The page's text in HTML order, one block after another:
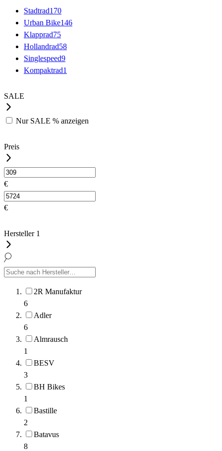
Stadtrad170
Urban Bike146
Klapprad75
Hollandrad58
Singlespeed9
Kompaktrad1
SALE
Nur SALE % anzeigen
Preis
€
€
Hersteller 1
2R Manufaktur
6
Adler
6
Almrausch
1
BESV
3
BH Bikes
1
Bastille
2
Batavus
8